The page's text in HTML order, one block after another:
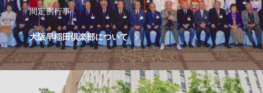
間定例行事
大阪早稲田倶楽部について